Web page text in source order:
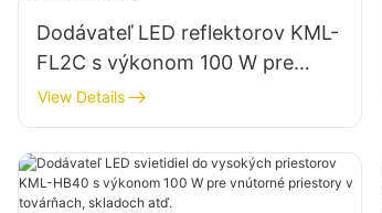
Dodávateľ LED reflektorov KML-
FL2C s výkonom 100 W pre
vonkajšie billboardy a osvetlenie
veľkých reklamných nápisov
View Details